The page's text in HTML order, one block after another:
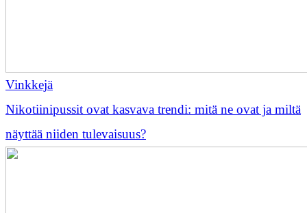
Vinkkejä
Nikotiinipussit ovat kasvava trendi: mitä ne ovat ja miltä
näyttää niiden tulevaisuus?